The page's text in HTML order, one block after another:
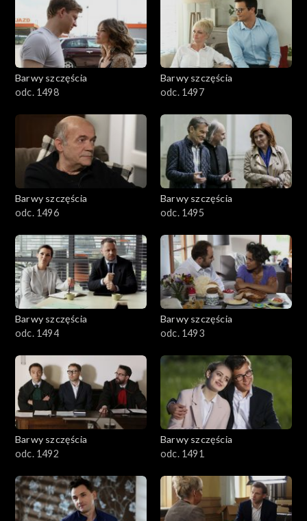
2801–2900
2701–2800
2501–2600
2401–2500
2301–2400
2201–2300
2101–2200
2001–2100
1801–1900
1701–1800
1601–1700
1501–1600
1401–1500
Barwy szczęścia
odc. 1498
Barwy szczęścia
odc. 1497
Barwy szczęścia
odc. 1496
Barwy szczęścia
odc. 1495
Barwy szczęścia
odc. 1494
Barwy szczęścia
odc. 1493
Barwy szczęścia
odc. 1492
Barwy szczęścia
odc. 1491